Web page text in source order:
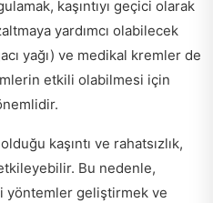
kaşıntıyı geçici olarak
yardımcı olabilecek
yağı) ve medikal kremler de
etkili olabilmesi için
kaşıntı ve rahatsızlık,
Bu nedenle,
yöntemler geliştirmek ve